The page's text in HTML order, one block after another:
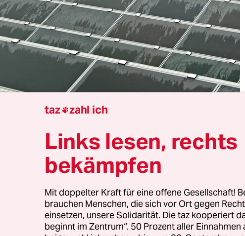
schwer und mit 20-Grad-Neigung montiert: In
der letzte Kollektor der nun größten deutschen
aufgestellt. 13.200 solcher silbrig glänzenden
sind es, zusammen bringen sie es auf eine
taz zahl ich
Links lesen, rechts
bekämpfen
Mit doppelter Kraft für eine offene Gesellschaft!
brauchen Menschen, die sich vor Ort gegen
einsetzen, unsere Solidarität. Die taz kooperiert
beginnt im Zentrum“. 50 Prozent aller Einnahmen